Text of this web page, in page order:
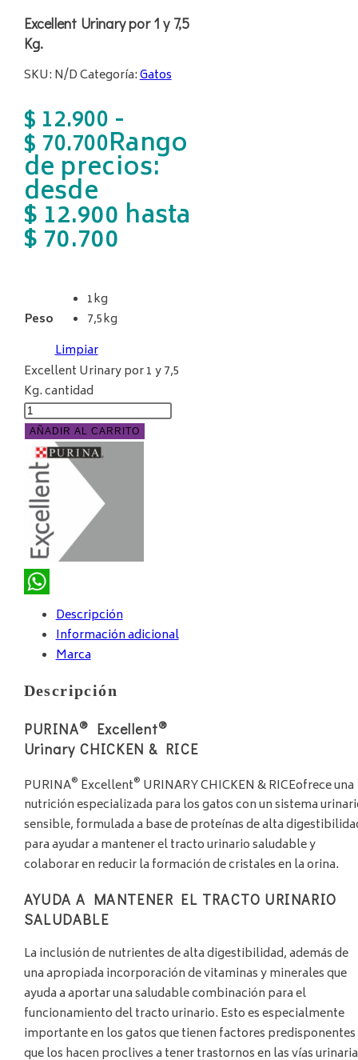
Excellent Urinary por 1 y 7,5
Kg.
SKU: N/DCategoría:Gatos
$ 12.900-
$70.700Rango
de precios:
desde
$ 12.900 hasta
$ 70.700
Peso
1kg
7,5kg
Limpiar
Excellent Urinary por 1 y 7,5
Kg. cantidad
AÑADIR AL CARRITO
WhatsApp
Descripción
Información adicional
Marca
Descripción
PURINA® Excellent®
Urinary CHICKEN & RICE
PURINA® Excellent® URINARY CHICKEN & RICEofrece una
nutrición especializada para los gatos con un sistema
sensible, formulada a base de proteínas de alta
para ayudar a mantener el tracto urinario saludable y
colaborar en reducir la formación de cristales en la orina.
AYUDA A MANTENER EL TRACTO URINARIO
SALUDABLE
La inclusión de nutrientes de alta digestibilidad, además de
una apropiada incorporación de vitaminas y minerales que
ayuda a aportar una saludable combinación para el
funcionamiento del tracto urinario. Esto es especialmente
importante en los gatos que tienen factores predisponentes
que los hacen proclives a tener trastornos en las vías